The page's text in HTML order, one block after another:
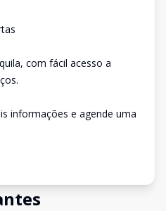
com fácil acesso a
informações e agende uma